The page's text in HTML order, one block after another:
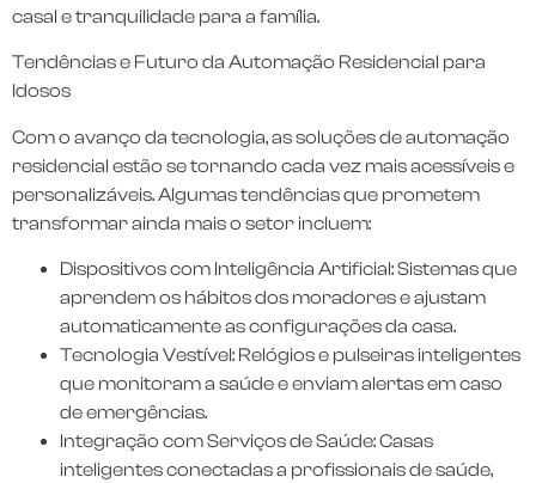
casal e tranquilidade para a família.
Tendências e Futuro da Automação Residencial para
Idosos
Com o avanço da tecnologia, as soluções de automação
residencial estão se tornando cada vez mais acessíveis e
personalizáveis. Algumas tendências que prometem
transformar ainda mais o setor incluem:
Dispositivos com Inteligência Artificial: Sistemas que
aprendem os hábitos dos moradores e ajustam
automaticamente as configurações da casa.
Tecnologia Vestível: Relógios e pulseiras inteligentes
que monitoram a saúde e enviam alertas em caso
de emergências.
Integração com Serviços de Saúde: Casas
inteligentes conectadas a profissionais de saúde,